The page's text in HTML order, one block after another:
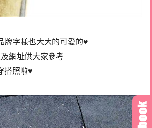
牌字樣也大大的可愛的♥
網址供大家參考
搭照啦♥